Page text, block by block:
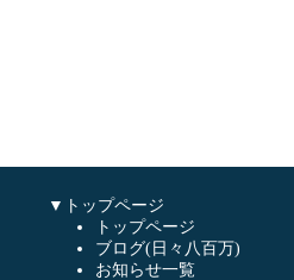
▼トップページ
トップページ
ブログ(日々八百万)
お知らせ一覧